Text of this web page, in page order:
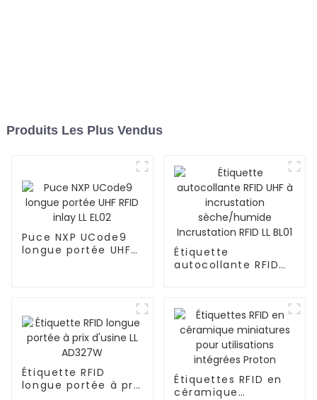
Produits Les Plus Vendus
Puce NXP UCode9
longue portée UHF
Étiquette
autocollante RFID
Incrustation RFID LL
BL01
Étiquette RFID
longue portée à prix
Étiquettes RFID en
céramique